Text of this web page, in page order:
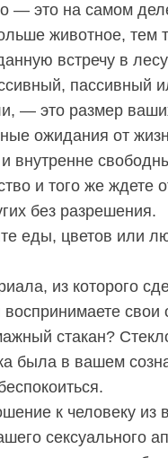
— это на самом
животное, тем
встречу в
пассивный
— это размер
ожидания от
внутренне
и того же ждете
без разрешения.
еды, цветов или
из которого
стакан?
была в вашем
к человеку из
сексуального